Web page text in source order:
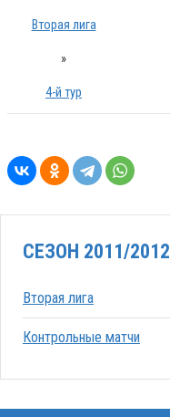
Вторая лига
»
4-й тур
СЕЗОН 2011/2012
Вторая лига
Контрольные матчи